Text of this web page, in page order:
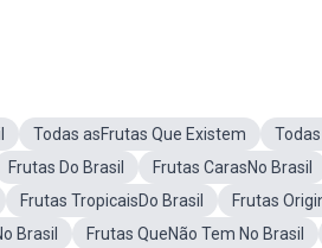
Todas asFrutas Que Existem
Frutas Do Brasil Frutas CarasNo Brasil
Frutas TropicaisDo Brasil Frutas
Brasil
Frutas QueNão Tem No Brasil